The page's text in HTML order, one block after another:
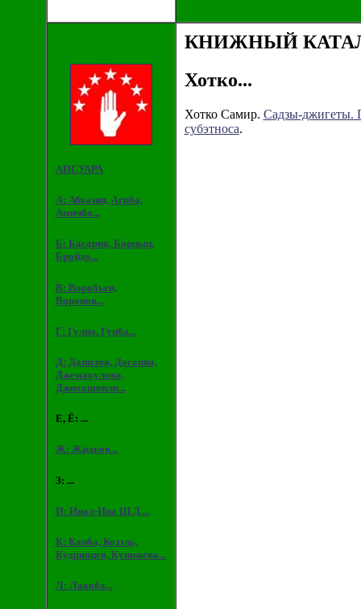
АПСУАРА
А: Абхазия, Агрба,
Амичба...
Б: Басария, Барцыц,
Бройдо...
В: Воробьев,
Воронов...
Г: Гулиа, Гунба...
Д: Данилов, Дасаниа,
Джемакулова,
Джихашвили...
Е, Ё: ...
Ж: Жидков...
З: ...
И: Инал-Ипа Ш.Д....
К: Капба, Козэль,
Кудрявцев, Кунижева...
Л: Лакоба...
КНИЖНЫЙ
Хотко...
Хотко Самир. Cадзы-джигеты.
субэтноса.